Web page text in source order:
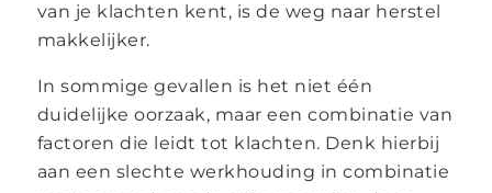
van je klachten kent, is de weg naar herstel
makkelijker.
In sommige gevallen is het niet één
duidelijke oorzaak, maar een combinatie van
factoren die leidt tot klachten. Denk hierbij
aan een slechte werkhouding in combinatie